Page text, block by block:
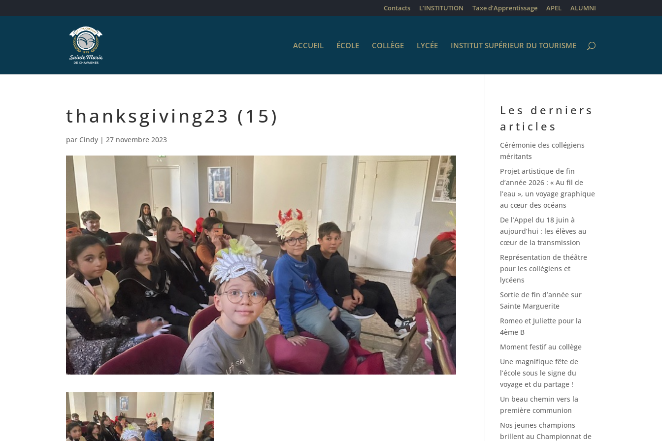
Contacts L’INSTITUTION Taxe d’Apprentissage APEL ALUMNI
ACCUEIL ÉCOLE COLLÈGE LYCÉE INSTITUT SUPÉRIEUR DU TOURISME
thanksgiving23 (15)
par Cindy |27 novembre 2023
Les derniers
articles
Cérémonie des collégiens
méritants
Projet artistique de fin
d’année 2026 : « Au fil de
l’eau », un voyage graphique
au cœur des océans
De l’Appel du 18 juin à
aujourd’hui : les élèves au
cœur de la transmission
Représentation de théâtre
pour les collégiens et
lycéens
Sortie de fin d’année sur
Sainte Marguerite
Romeo et Juliette pour la
4ème B
Moment festif au collège
Une magnifique fête de
l’école sous le signe du
voyage et du partage !
Un beau chemin vers la
première communion
Nos jeunes champions
brillent au Championnat de